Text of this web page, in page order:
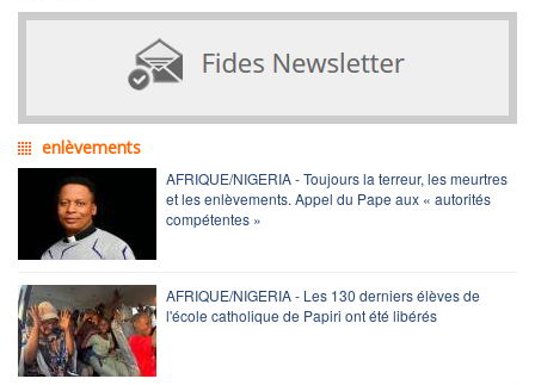
enlèvements
AFRIQUE/NIGERIA - Toujours la terreur, les meurtres
et les enlèvements. Appel du Pape aux « autorités
compétentes »
AFRIQUE/NIGERIA - Les 130 derniers élèves de
l'école catholique de Papiri ont été libérés